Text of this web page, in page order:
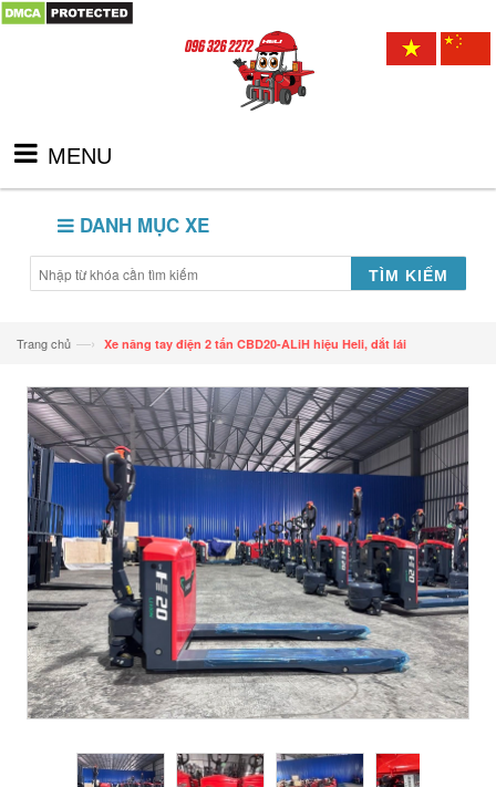
MENU
DANH MỤC XE
TÌM KIẾM
Trang chủ —› Xe nâng tay điện 2 tấn CBD20-ALiH hiệu Heli, dắt lái